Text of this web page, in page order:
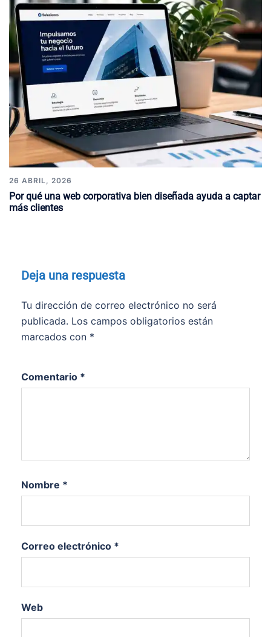
26 ABRIL, 2026
Por qué una web corporativa bien diseñada ayuda a captar
más clientes
Deja una respuesta
Tu dirección de correo electrónico no será
publicada. Los campos obligatorios están
marcados con *
Comentario *
Nombre *
Correo electrónico *
Web